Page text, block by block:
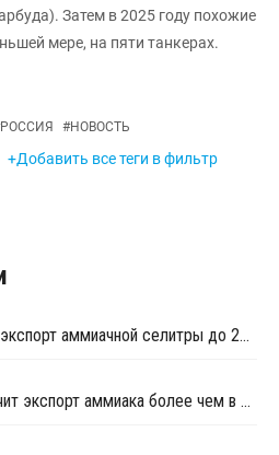
Затем в 2025 году похожие
мере, на пяти танкерах.
РОССИЯ #НОВОСТЬ
+Добавить все теги в фильтр
Россия приостанавливает экспорт аммиачной селитры до 21 апреля
Россия к 2030 году увеличит экспорт аммиака более чем в два раза